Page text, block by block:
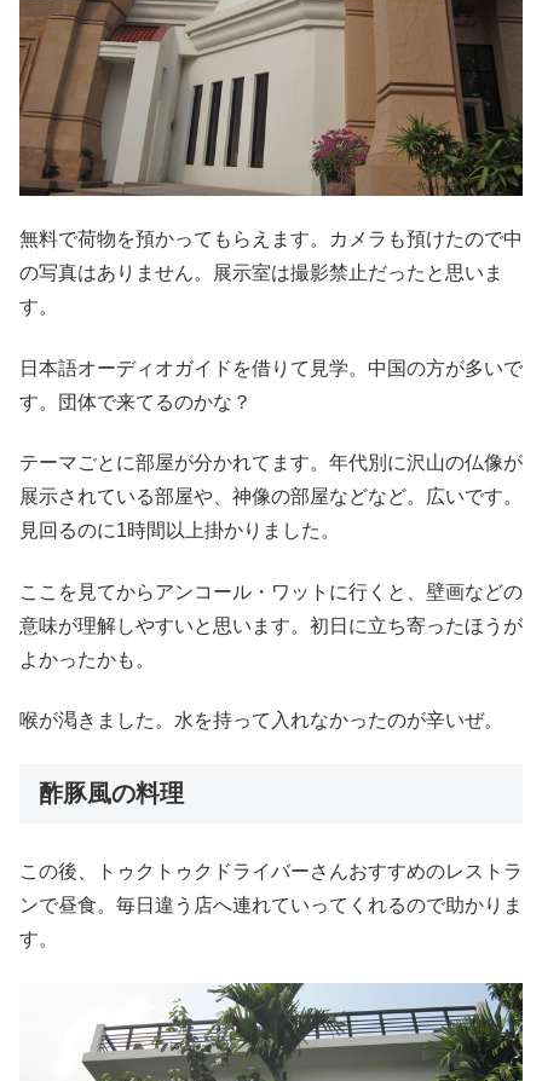
無料で荷物を預かってもらえます。カメラも預けたので中
の写真はありません。展示室は撮影禁止だったと思いま
す。
日本語オーディオガイドを借りて見学。中国の方が多いで
す。団体で来てるのかな？
テーマごとに部屋が分かれてます。年代別に沢山の仏像が
展示されている部屋や、神像の部屋などなど。広いです。
見回るのに1時間以上掛かりました。
ここを見てからアンコール・ワットに行くと、壁画などの
意味が理解しやすいと思います。初日に立ち寄ったほうが
よかったかも。
喉が渇きました。水を持って入れなかったのが辛いぜ。
酢豚風の料理
この後、トゥクトゥクドライバーさんおすすめのレストラ
ンで昼食。毎日違う店へ連れていってくれるので助かりま
す。